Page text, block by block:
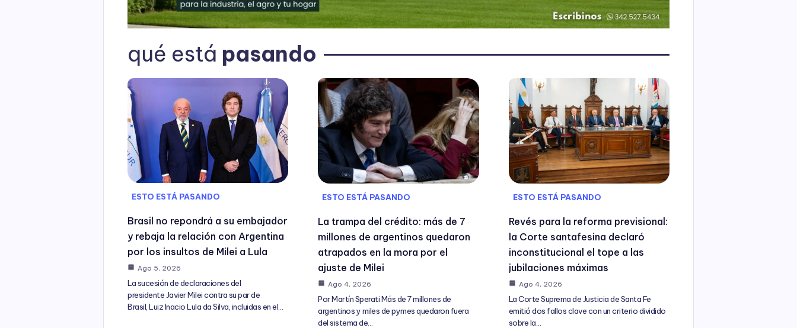
qué está pasando
ESTO ESTÁ PASANDO
Brasil no repondrá a su embajador
y rebaja la relación con Argentina
por los insultos de Milei a Lula
Ago 5, 2026
La sucesión de declaraciones del
presidente Javier Milei contra su par de
Brasil, Luiz Inacio Lula da Silva, incluidas en el…
ESTO ESTÁ PASANDO
La trampa del crédito: más de 7
millones de argentinos quedaron
atrapados en la mora por el
ajuste de Milei
Ago 4, 2026
Por Martín Sperati Más de 7 millones de
argentinos y miles de pymes quedaron fuera
del sistema de…
ESTO ESTÁ PASANDO
Revés para la reforma previsional:
la Corte santafesina declaró
inconstitucional el tope a las
jubilaciones máximas
Ago 4, 2026
La Corte Suprema de Justicia de Santa Fe
emitió dos fallos clave con un criterio dividido
sobre la…